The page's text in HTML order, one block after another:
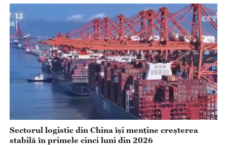
Sectorul logistic din China își menține creșterea
stabilă în primele cinci luni din 2026